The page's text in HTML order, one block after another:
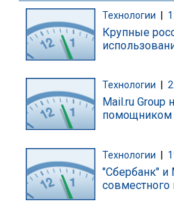
Технологии
Крупные
Технологии
Mail.ru Group
помощником
Технологии |
"Сбербанк" и
совместного